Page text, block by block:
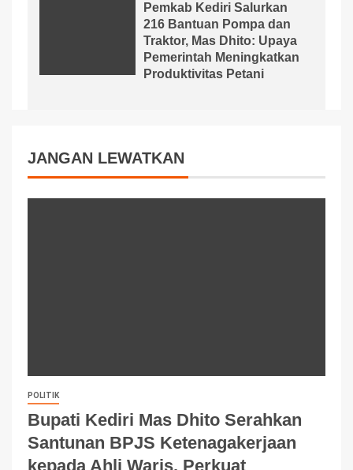
Pemkab Kediri Salurkan
216 Bantuan Pompa dan
Traktor, Mas Dhito: Upaya
Pemerintah Meningkatkan
Produktivitas Petani
JANGAN LEWATKAN
POLITIK
Bupati Kediri Mas Dhito Serahkan
Santunan BPJS Ketenagakerjaan
kepada Ahli Waris, Perkuat